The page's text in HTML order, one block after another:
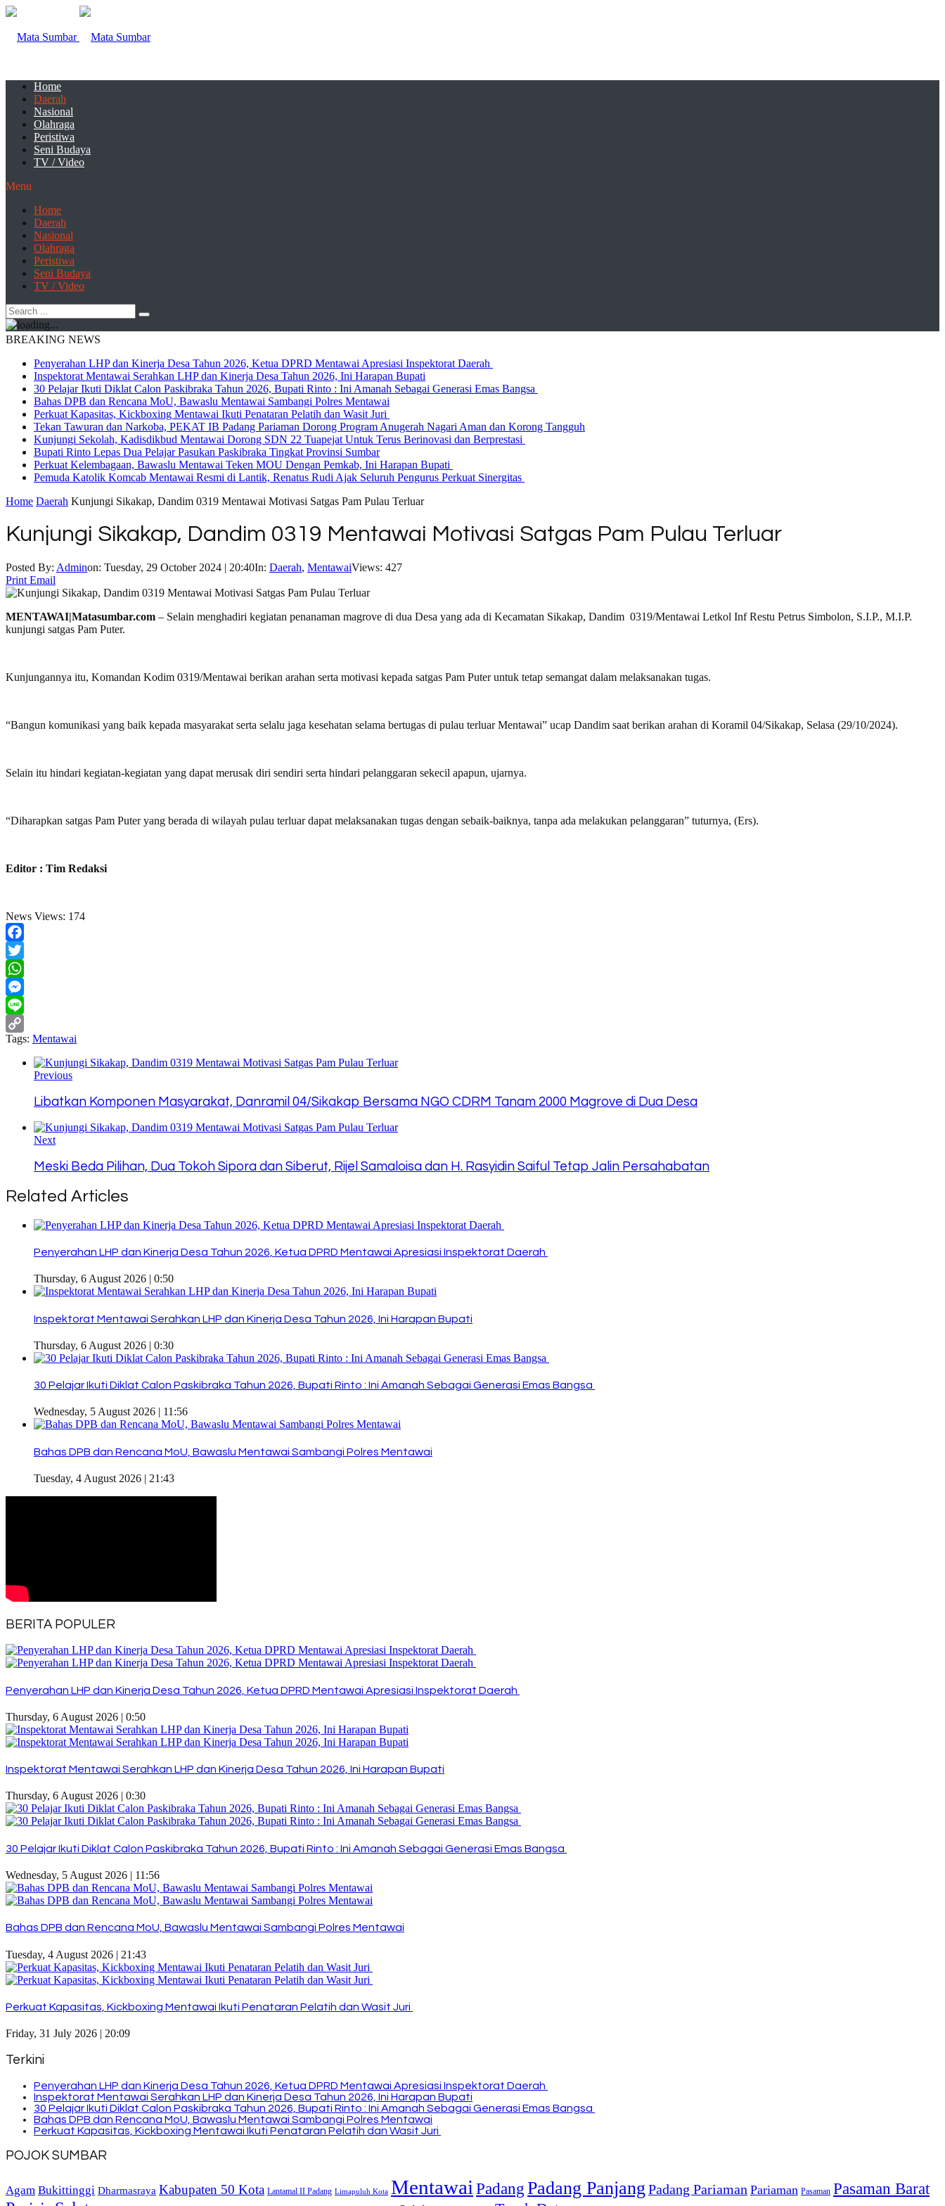
Home
Daerah
Nasional
Olahraga
Peristiwa
Seni Budaya
TV / Video
Menu
Home
Daerah
Nasional
Olahraga
Peristiwa
Seni Budaya
TV / Video
BREAKING NEWS
Penyerahan LHP dan Kinerja Desa Tahun 2026, Ketua DPRD Mentawai Apresiasi Inspektorat Daerah
Inspektorat Mentawai Serahkan LHP dan Kinerja Desa Tahun 2026, Ini Harapan Bupati
30 Pelajar Ikuti Diklat Calon Paskibraka Tahun 2026, Bupati Rinto : Ini Amanah Sebagai Generasi Emas Bangsa
Bahas DPB dan Rencana MoU, Bawaslu Mentawai Sambangi Polres Mentawai
Perkuat Kapasitas, Kickboxing Mentawai Ikuti Penataran Pelatih dan Wasit Juri
Tekan Tawuran dan Narkoba, PEKAT IB Padang Pariaman Dorong Program Anugerah Nagari Aman dan Korong Tangguh
Kunjungi Sekolah, Kadisdikbud Mentawai Dorong SDN 22 Tuapejat Untuk Terus Berinovasi dan Berprestasi
Bupati Rinto Lepas Dua Pelajar Pasukan Paskibraka Tingkat Provinsi Sumbar
Perkuat Kelembagaan, Bawaslu Mentawai Teken MOU Dengan Pemkab, Ini Harapan Bupati
Pemuda Katolik Komcab Mentawai Resmi di Lantik, Renatus Rudi Ajak Seluruh Pengurus Perkuat Sinergitas
Home Daerah Kunjungi Sikakap, Dandim 0319 Mentawai Motivasi Satgas Pam Pulau Terluar
Kunjungi Sikakap, Dandim 0319 Mentawai Motivasi Satgas Pam Pulau Terluar
Posted By: Adminon: Tuesday, 29 October 2024 | 20:40In: Daerah, MentawaiViews: 427
Print Email
MENTAWAI|Matasumbar.com – Selain menghadiri kegiatan penanaman magrove di dua Desa yang ada di Kecamatan Sikakap, Dandim 0319/Mentawai Letkol Inf Restu Petrus Simbolon, S.I.P., M.I.P.
kunjungi satgas Pam Puter.
Kunjungannya itu, Komandan Kodim 0319/Mentawai berikan arahan serta motivasi kepada satgas Pam Puter untuk tetap semangat dalam melaksanakan tugas.
“Bangun komunikasi yang baik kepada masyarakat serta selalu jaga kesehatan selama bertugas di pulau terluar Mentawai” ucap Dandim saat berikan arahan di Koramil 04/Sikakap, Selasa (29/10/2024).
Selain itu hindari kegiatan-kegiatan yang dapat merusak diri sendiri serta hindari pelanggaran sekecil apapun, ujarnya.
“Diharapkan satgas Pam Puter yang berada di wilayah pulau terluar dapat melaksanakan tugas dengan sebaik-baiknya, tanpa ada melakukan pelanggaran” tuturnya, (Ers).
Editor : Tim Redaksi
News Views: 174
Facebook
Twitter
WhatsApp
Messenger
Line
Copy
Link
Tags: Mentawai
Previous
Libatkan Komponen Masyarakat, Danramil 04/Sikakap Bersama NGO CDRM Tanam 2000 Magrove di Dua Desa
Next
Meski Beda Pilihan, Dua Tokoh Sipora dan Siberut, Rijel Samaloisa dan H. Rasyidin Saiful Tetap Jalin Persahabatan
Related Articles
Penyerahan LHP dan Kinerja Desa Tahun 2026, Ketua DPRD Mentawai Apresiasi Inspektorat Daerah
Thursday, 6 August 2026 | 0:50
Inspektorat Mentawai Serahkan LHP dan Kinerja Desa Tahun 2026, Ini Harapan Bupati
Thursday, 6 August 2026 | 0:30
30 Pelajar Ikuti Diklat Calon Paskibraka Tahun 2026, Bupati Rinto : Ini Amanah Sebagai Generasi Emas Bangsa
Wednesday, 5 August 2026 | 11:56
Bahas DPB dan Rencana MoU, Bawaslu Mentawai Sambangi Polres Mentawai
Tuesday, 4 August 2026 | 21:43
BERITA POPULER
Penyerahan LHP dan Kinerja Desa Tahun 2026, Ketua DPRD Mentawai Apresiasi Inspektorat Daerah
Thursday, 6 August 2026 | 0:50
Inspektorat Mentawai Serahkan LHP dan Kinerja Desa Tahun 2026, Ini Harapan Bupati
Thursday, 6 August 2026 | 0:30
30 Pelajar Ikuti Diklat Calon Paskibraka Tahun 2026, Bupati Rinto : Ini Amanah Sebagai Generasi Emas Bangsa
Wednesday, 5 August 2026 | 11:56
Bahas DPB dan Rencana MoU, Bawaslu Mentawai Sambangi Polres Mentawai
Tuesday, 4 August 2026 | 21:43
Perkuat Kapasitas, Kickboxing Mentawai Ikuti Penataran Pelatih dan Wasit Juri
Friday, 31 July 2026 | 20:09
Terkini
Penyerahan LHP dan Kinerja Desa Tahun 2026, Ketua DPRD Mentawai Apresiasi Inspektorat Daerah
Inspektorat Mentawai Serahkan LHP dan Kinerja Desa Tahun 2026, Ini Harapan Bupati
30 Pelajar Ikuti Diklat Calon Paskibraka Tahun 2026, Bupati Rinto : Ini Amanah Sebagai Generasi Emas Bangsa
Bahas DPB dan Rencana MoU, Bawaslu Mentawai Sambangi Polres Mentawai
Perkuat Kapasitas, Kickboxing Mentawai Ikuti Penataran Pelatih dan Wasit Juri
POJOK SUMBAR
Agam Bukittinggi Dharmasraya Kabupaten 50 Kota Lantamal II Padang Limapuluh Kota Mentawai PadangPadang Panjang Padang Pariaman Pariaman Pasaman Pasaman Barat